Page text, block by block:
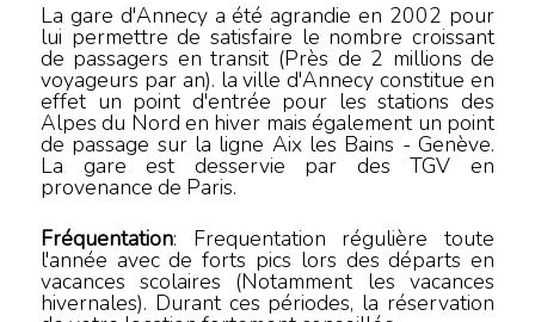
La gare d'Annecy a été agrandie en 2002 pour
lui permettre de satisfaire le nombre croissant
de passagers en transit (Près de 2 millions de
voyageurs par an). la ville d'Annecy constitue en
effet un point d'entrée pour les stations des
Alpes du Nord en hiver mais également un point
de passage sur la ligne Aix les Bains - Genève.
La gare est desservie par des TGV en
provenance de Paris.
Fréquentation: Frequentation régulière toute
l'année avec de forts pics lors des départs en
vacances scolaires (Notamment les vacances
hivernales). Durant ces périodes, la réservation